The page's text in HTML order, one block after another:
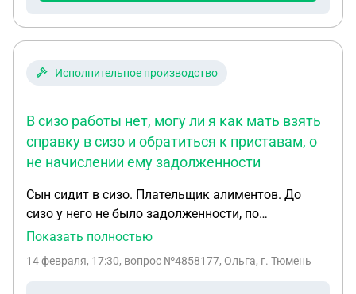
Исполнительное производство
В сизо работы нет, могу ли я как мать взять
справку в сизо и обратиться к приставам, о
не начислении ему задолженности
Сын сидит в сизо. Плательщик алиментов. До
сизо у него не было задолженности, по
алиментам. В сизо работы нет, могу ли я как мать
не начислении ему задолженности. Или только он
Показать полностью
14 февраля, 17:30, вопрос №4858177, Ольга, г. Тюмень